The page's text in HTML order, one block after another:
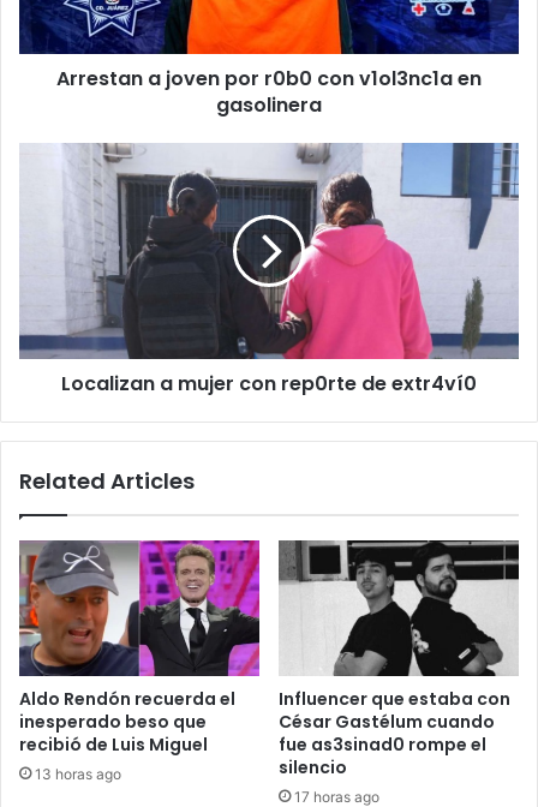
en
gasolinera
Arrestan a joven por r0b0 con v1ol3nc1a en
gasolinera
Localizan a mujer con rep0rte de extr4ví0
Related Articles
Aldo Rendón recuerda el
inesperado beso que
recibió de Luis Miguel
13 horas ago
Influencer que estaba con
César Gastélum cuando
fue as3sinad0 rompe el
silencio
17 horas ago